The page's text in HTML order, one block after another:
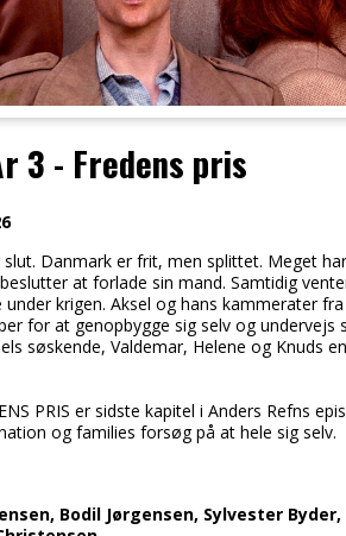
3 - Fredens pris
slut. Danmark er frit, men splittet. Meget
at forlade sin mand. Samtidig
krigen. Aksel og hans kammerater
for at genopbygge sig selv og undervejs
søskende, Valdemar, Helene og Knuds
PRIS er sidste kapitel i Anders Refns
og families forsøg på at hele sig selv.
Bodil Jørgensen, Sylvester